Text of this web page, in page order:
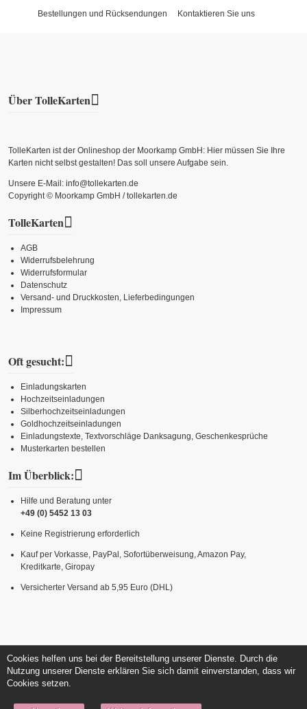
Bestellungen und Rücksendungen Kontaktieren Sie uns
Über TolleKarten
TolleKarten ist der Onlineshop der Moorkamp GmbH: Hier müssen Sie Ihre
Karten nicht selbst gestalten! Das soll unsere Aufgabe sein.
Unsere E-Mail: info@tollekarten.de
Copyright © Moorkamp GmbH / tollekarten.de
TolleKarten
AGB
Widerrufsbelehrung
Widerrufsformular
Datenschutz
Versand- und Druckkosten, Lieferbedingungen
Impressum
Oft gesucht:
Einladungskarten
Hochzeitseinladungen
Silberhochzeitseinladungen
Goldhochzeitseinladungen
Einladungstexte, Textvorschläge Danksagung, Geschenkesprüche
Musterkarten bestellen
Im Überblick:
Hilfe und Beratung unter
+49 (0) 5452 13 03
Keine Registrierung erforderlich
Kauf per Vorkasse, PayPal, Sofortüberweisung, Amazon Pay,
Kreditkarte, Giropay
Versicherter Versand ab 5,95 Euro (DHL)
Cookies helfen uns bei der Bereitstellung unserer Dienste. Durch die
Nutzung unserer Dienste erklären Sie sich damit einverstanden, dass wir
Cookies setzen.